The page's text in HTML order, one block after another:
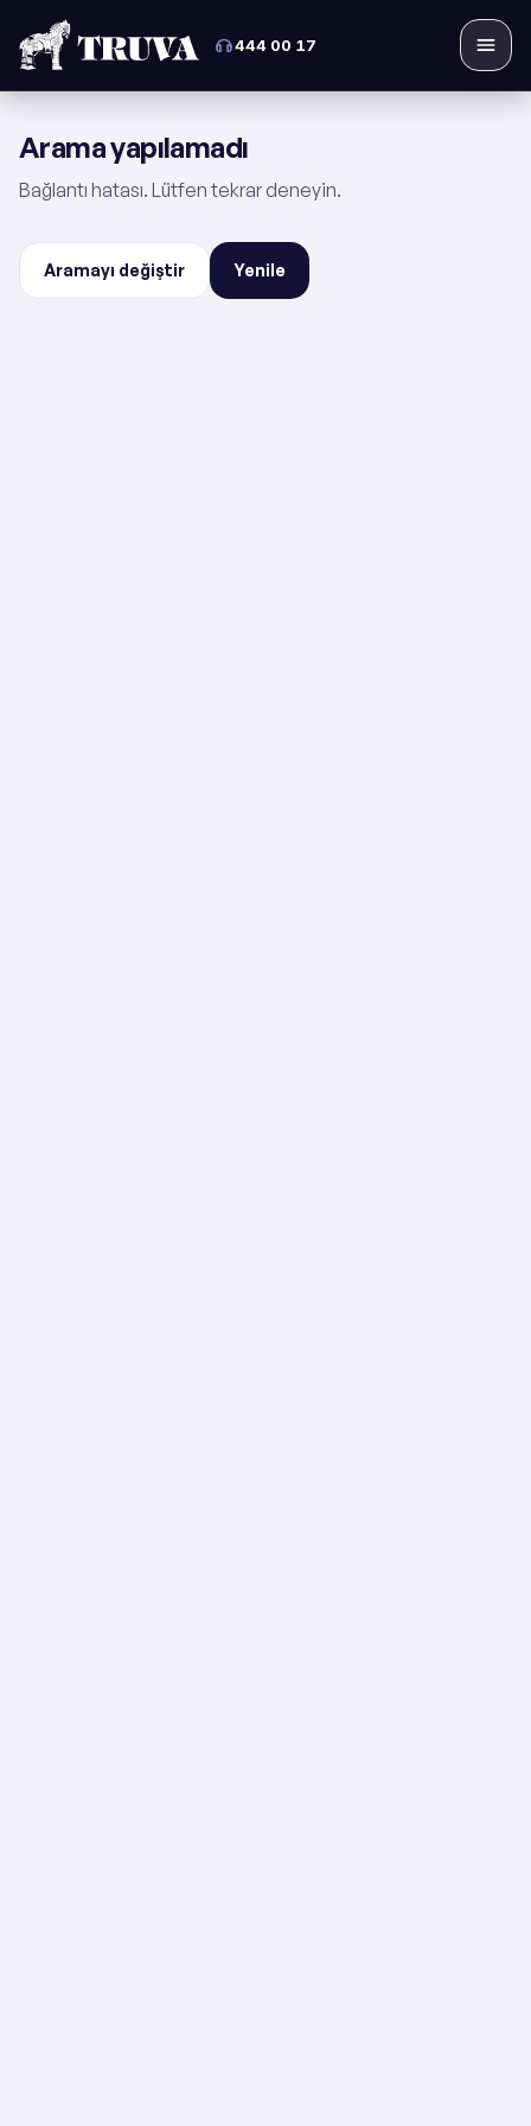
444 00 17
Arama yapılamadı
Bağlantı hatası. Lütfen tekrar deneyin.
Aramayı değiştir Yenile